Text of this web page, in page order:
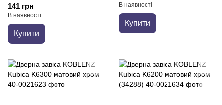
141 грн
В наявності
Купити
В наявності
Купити